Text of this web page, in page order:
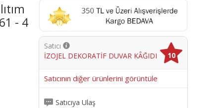
- 4
Satıcı
İZOJEL DEKORATİF DUVAR KÂĞIDI
10
Satıcının diğer ürünlerini görüntüle
Satıcıya Ulaş